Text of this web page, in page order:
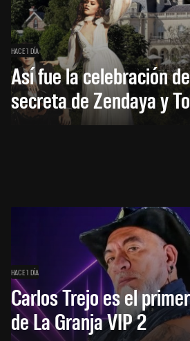
HACE 1 DÍA
Así fue la celebración
secreta de Zendaya y
HACE 1 DÍA
Carlos Trejo es el
de La Granja VIP 2